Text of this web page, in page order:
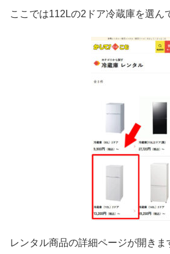
ここでは112Lの2ドア冷蔵庫を選ん
レンタル商品の詳細ページが開きま